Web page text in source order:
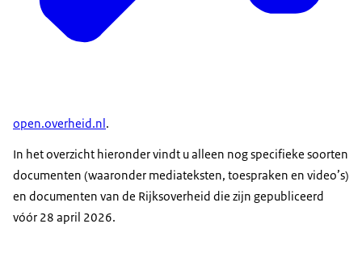
open.overheid.nl.
In het overzicht hieronder vindt u alleen nog specifieke soorten
documenten (waaronder mediateksten, toespraken en video’s)
en documenten van de Rijksoverheid die zijn gepubliceerd
vóór 28 april 2026.